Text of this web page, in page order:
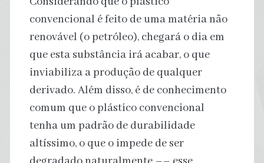
convencional é feito de uma matéria não
renovável (o petróleo), chegará o dia em
que esta substância irá acabar, o que
inviabiliza a produção de qualquer
derivado. Além disso, é de conhecimento
comum que o plástico convencional
tenha um padrão de durabilidade
altíssimo, o que o impede de ser